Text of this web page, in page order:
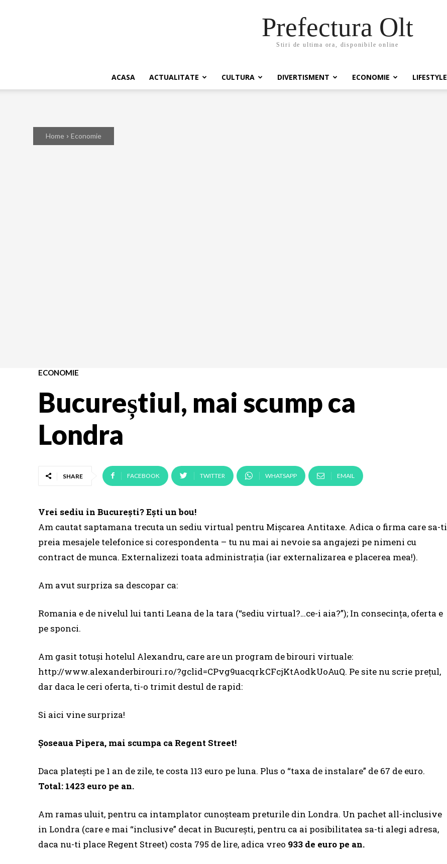
Prefectura Olt
Stiri de ultima ora, disponibile online
ACASA ACTUALITATE CULTURA DIVERTISMENT ECONOMIE LIFESTYLE
Home Economie
ECONOMIE
Bucureștiul, mai scump ca
Londra
SHARE FACEBOOK TWITTER WHATSAPP EMAIL
Vrei sediu in București? Ești un bou!
Am cautat saptamana trecuta un sediu virtual pentru Mișcarea Antitaxe. Adica o firma care sa-ti
preia mesajele telefonice si corespondenta – tu nu mai ai nevoie sa angajezi pe nimeni cu
contract de munca. Externalizezi toata administrația (iar externalizarea e placerea mea!).
Am avut surpriza sa descopar ca:
Romania e de nivelul lui tanti Leana de la tara (“sediu virtual?…ce-i aia?”); In consecința, oferta e
pe sponci.
Am gasit totuși hotelul Alexandru, care are un program de birouri virtuale:
http://www.alexanderbirouri.ro/?gclid=CPvg9uacqrkCFcjKtAodkUoAuQ. Pe site nu scrie prețul,
dar daca le ceri oferta, ti-o trimit destul de rapid:
Si aici vine surpriza!
Șoseaua Pipera, mai scumpa ca Regent Street!
Daca platești pe 1 an de zile, te costa 113 euro pe luna. Plus o “taxa de instalare” de 67 de euro.
Total: 1423 euro pe an.
Am ramas uluit, pentru ca intamplator cunoșteam preturile din Londra. Un pachet all-inclusive
in Londra (care e mai “inclusive” decat in București, pentru ca ai posibilitatea sa-ti alegi adresa,
daca nu-ti place Regent Street) costa 795 de lire, adica vreo 933 de euro pe an.